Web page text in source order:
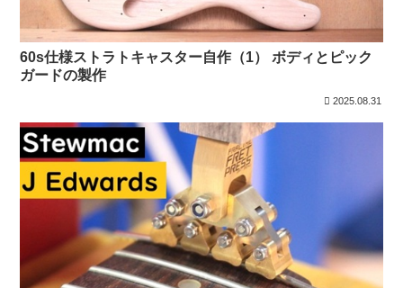
60s仕様ストラトキャスター自作（1） ボディとピック
ガードの製作
2025.08.31